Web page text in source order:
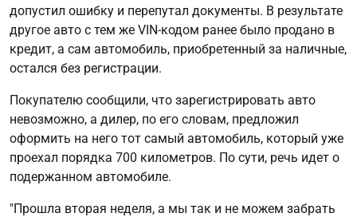
допустил ошибку и перепутал документы. В результате
другое авто с тем же VIN-кодом ранее было продано в
кредит, а сам автомобиль, приобретенный за наличные,
остался без регистрации.
Покупателю сообщили, что зарегистрировать авто
невозможно, а дилер, по его словам, предложил
оформить на него тот самый автомобиль, который уже
проехал порядка 700 километров. По сути, речь идет о
подержанном автомобиле.
"Прошла вторая неделя, а мы так и не можем забрать